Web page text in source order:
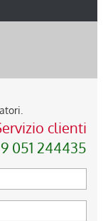
clienti
051 244435